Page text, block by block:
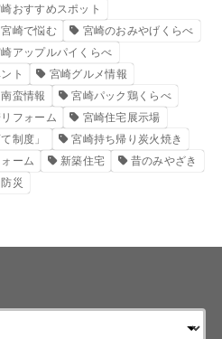
おすすめスポット
宮崎で悩む
宮崎のおみやげくらべ
アップルパイくらべ
ト
宮崎グルメ情報
蛮情報
宮崎パック鶏くらべ
フォーム
宮崎住宅展示場
制度」
宮崎持ち帰り炭火焼き
ーム 新築住宅
昔のみやざき
災